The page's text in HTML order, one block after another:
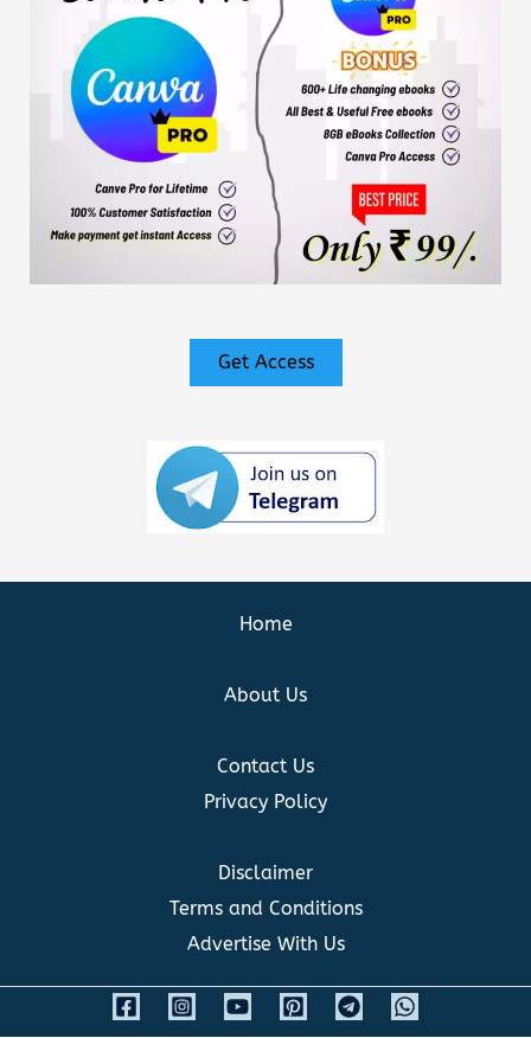
Get Access
Home
About Us
Contact Us
Privacy Policy
Disclaimer
Terms and Conditions
Advertise With Us